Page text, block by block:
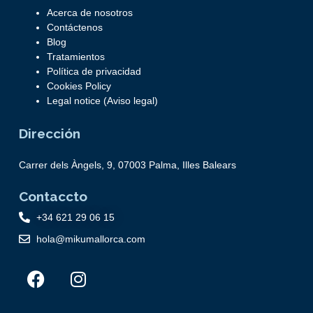
Acerca de nosotros
Contáctenos
Blog
Tratamientos
Política de privacidad
Cookies Policy
Legal notice (Aviso legal)
Dirección
Carrer dels Àngels, 9, 07003 Palma, Illes Balears
Contaccto
+34 621 29 06 15
hola@mikumallorca.com